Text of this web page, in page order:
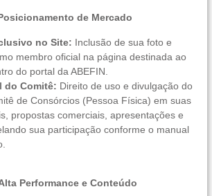
de Mercado
no Site: Inclusão de sua foto e
membro oficial na página destinada ao
do portal da ABEFIN.
do Comitê: Direito de uso e divulgação do
de Consórcios (Pessoa Física) em suas
propostas comerciais, apresentações e
sua participação conforme o manual
Performance e Conteúdo